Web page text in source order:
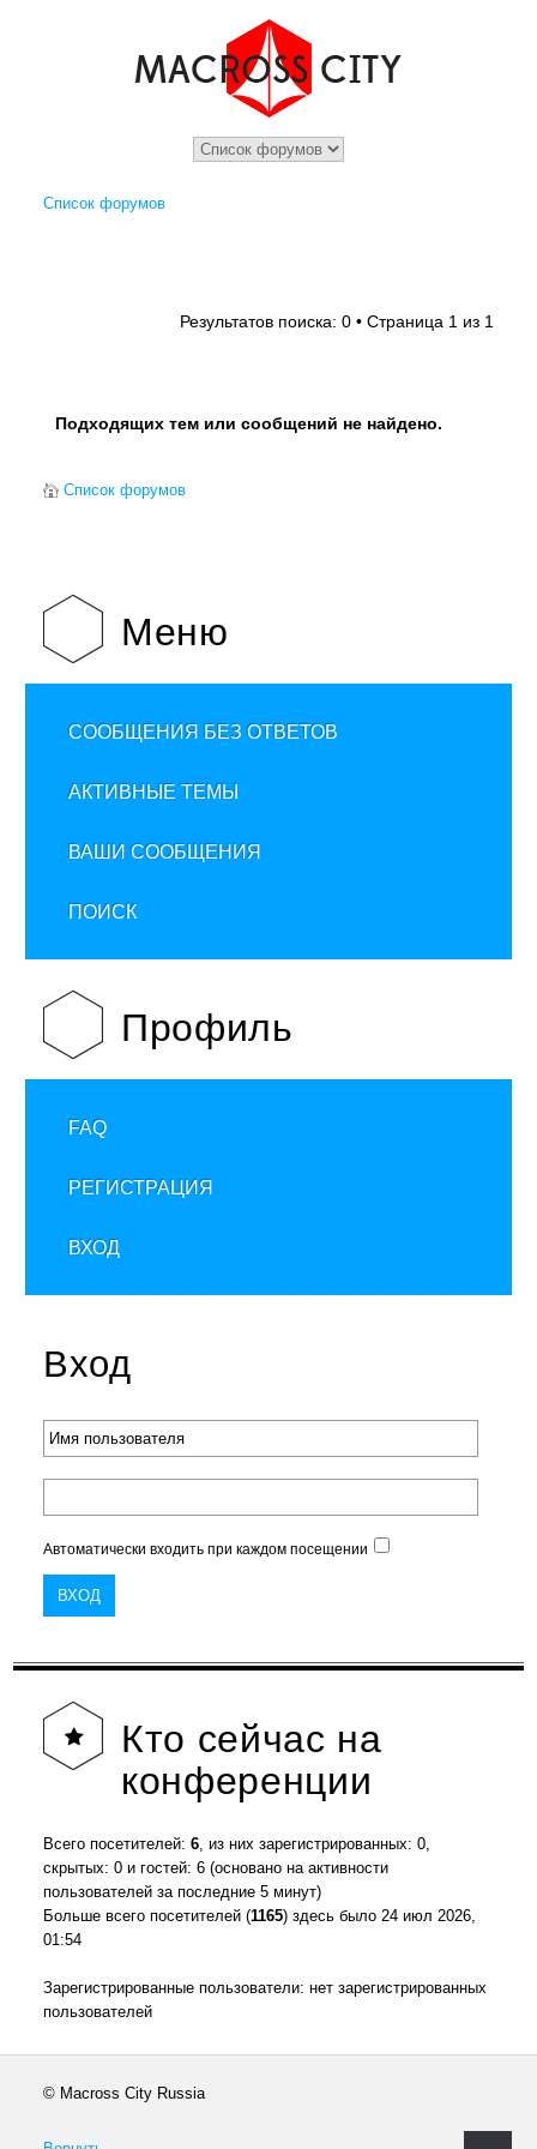
Список форумов
Результатов поиска: 0 • Страница 1из 1
Подходящих тем или сообщений не найдено.
Список форумов
Меню
СООБЩЕНИЯ БЕЗ ОТВЕТОВ
АКТИВНЫЕ ТЕМЫ
ВАШИ СООБЩЕНИЯ
ПОИСК
Профиль
FAQ
РЕГИСТРАЦИЯ
ВХОД
Вход
Автоматически входить при каждом посещении
Кто сейчас на
конференции
Всего посетителей:6 , из них зарегистрированных: 0,
скрытых: 0 и гостей: 6 (основано на активности
пользователей за последние 5 минут)
Больше всего посетителей (1165) здесь было 24 июл 2026,
01:54
Зарегистрированные пользователи: нет зарегистрированных
пользователей
© Macross City Russia